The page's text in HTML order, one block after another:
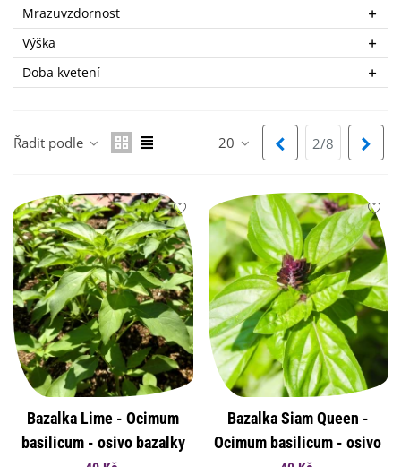
Mrazuvzdornost
Výška
Doba kvetení
Řadit podle 20 Předchozí
2/8
Bazalka Lime - Ocimum
basilicum - osivo bazalky
Bazalka Siam Queen -
Ocimum basilicum - osivo